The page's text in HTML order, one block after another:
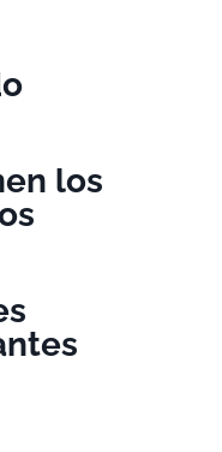
los